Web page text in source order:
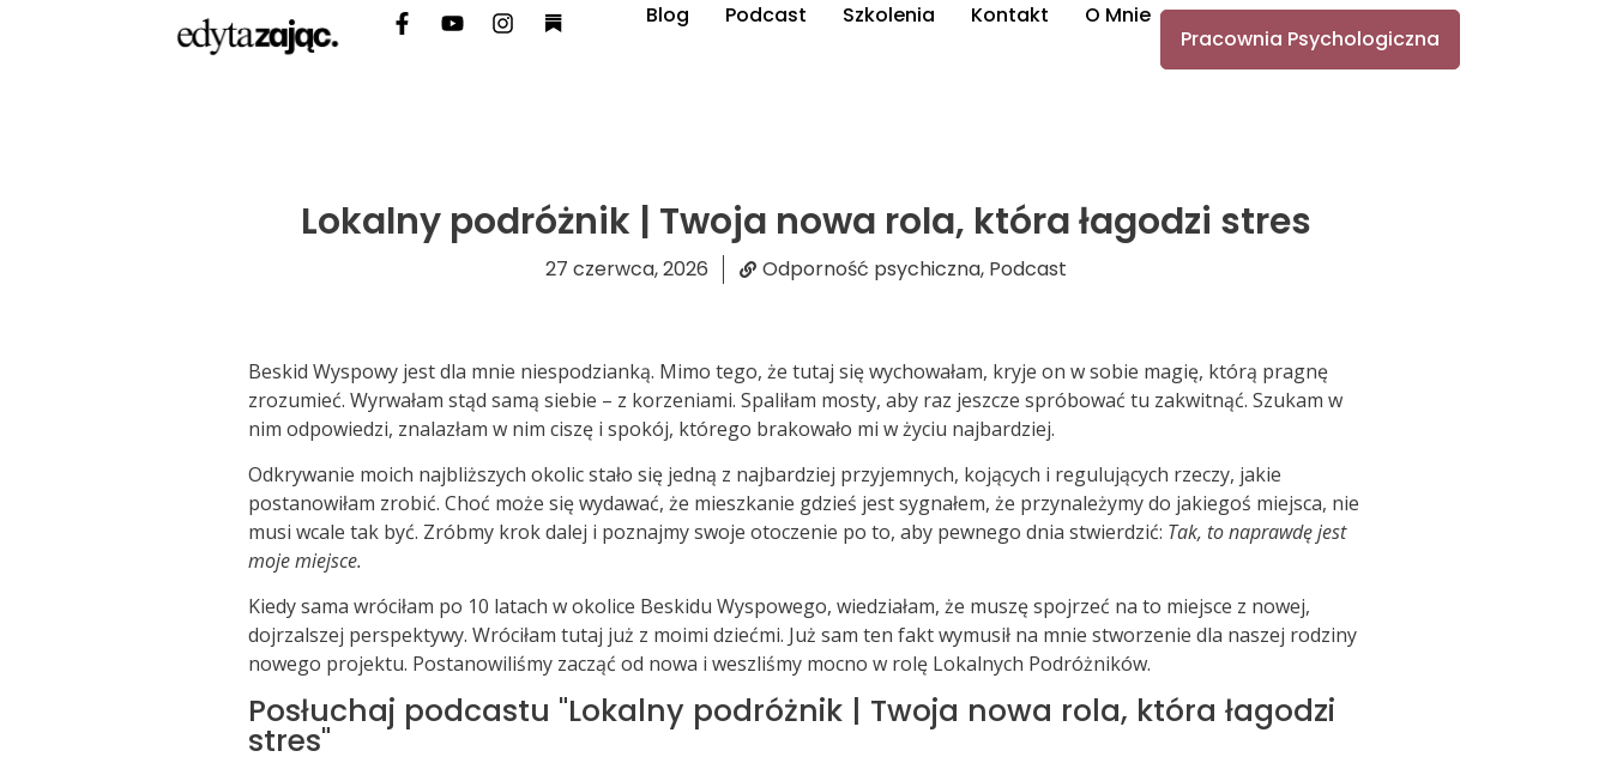
Blog Podcast Szkolenia Kontakt
O Mnie
Pracownia Psychologiczna
Lokalny podróżnik | Twoja nowa rola, która łagodzi stres
27 czerwca, 2026 Odporność psychiczna, Podcast
Beskid Wyspowy jest dla mnie niespodzianką. Mimo tego, że tutaj się wychowałam, kryje on w sobie magię, którą pragnę
zrozumieć. Wyrwałam stąd samą siebie – z korzeniami. Spaliłam mosty, aby raz jeszcze spróbować tu zakwitnąć. Szukam w
nim odpowiedzi, znalazłam w nim ciszę i spokój, którego brakowało mi w życiu najbardziej.
Odkrywanie moich najbliższych okolic stało się jedną z najbardziej przyjemnych, kojących i regulujących rzeczy, jakie
postanowiłam zrobić. Choć może się wydawać, że mieszkanie gdzieś jest sygnałem, że przynależymy do jakiegoś miejsca, nie
musi wcale tak być. Zróbmy krok dalej i poznajmy swoje otoczenie po to, aby pewnego dnia stwierdzić: Tak, to naprawdę jest
moje miejsce.
Kiedy sama wróciłam po 10 latach w okolice Beskidu Wyspowego, wiedziałam, że muszę spojrzeć na to miejsce z nowej,
dojrzalszej perspektywy. Wróciłam tutaj już z moimi dziećmi. Już sam ten fakt wymusił na mnie stworzenie dla naszej rodziny
nowego projektu. Postanowiliśmy zacząć od nowa i weszliśmy mocno w rolę Lokalnych Podróżników.
Posłuchaj podcastu "Lokalny podróżnik | Twoja nowa rola, która łagodzi
stres"